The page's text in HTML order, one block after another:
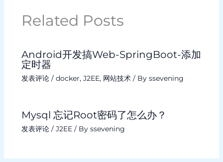
Related Posts
Android开发搞Web-SpringBoot-添加
定时器
发表评论 / docker, J2EE, 网站技术/ By ssevening
Mysql 忘记Root密码了怎么办？
发表评论 / J2EE/ By ssevening